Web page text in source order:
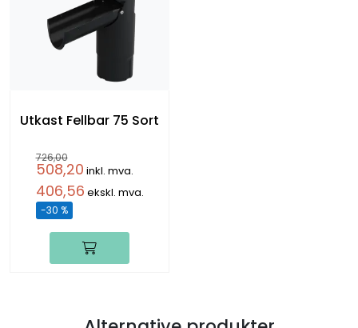
Utkast Fellbar 75 Sort
726,00
508,20 inkl. mva.
406,56 ekskl. mva.
-30 %